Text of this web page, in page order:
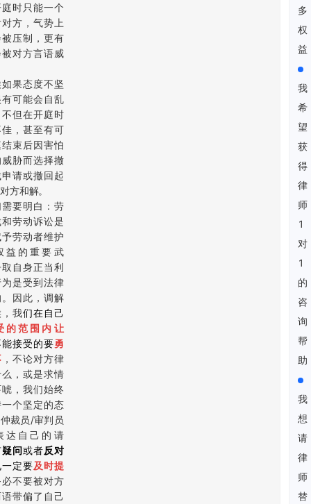
时只能一个
方，气势上
压制，更有
对方言语威
果态度不坚
可能会自乱
但在开庭时
，甚至有可
束后因害怕
胁而选择撤
请或撤回起
方和解。
要明白：劳
劳动诉讼是
劳动者维护
益的重要武
自身正当利
是受到法律
因此，调解
我们在自己
的范围内让
接受的要勇
，不论对方律
，或是求情
，我们始终
个坚定的态
裁员/审判员
达自己的请
疑问或者反对
定要及时提
不要被对方
带偏了自己
多
权
益
我
希
望
获
得
律
师
1
对
1
的
咨
询
帮
助
我
想
请
律
师
替